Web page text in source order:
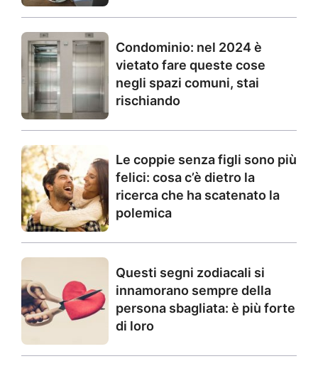
Condominio: nel 2024 è
vietato fare queste cose
negli spazi comuni, stai
rischiando
Le coppie senza figli sono più
felici: cosa c’è dietro la
ricerca che ha scatenato la
polemica
Questi segni zodiacali si
innamorano sempre della
persona sbagliata: è più forte
di loro